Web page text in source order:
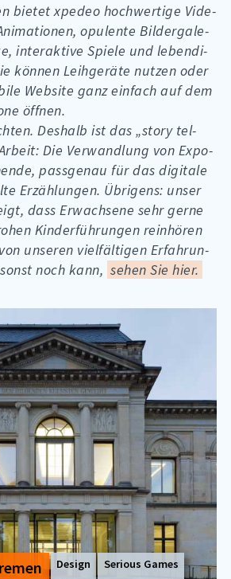
bie­tet xpe­deo hoch­wer­ti­ge Vi­de­
opu­len­te Bil­der­ga­le­
in­ter­ak­ti­ve Spie­le und le­ben­di­
kön­nen Leih­ge­rä­te nut­zen oder
Web­site ganz ein­fach auf dem
öff­nen.
Des­halb ist das „sto­ry tel­
Die Ver­wand­lung von Ex­po­
pass­ge­nau für das di­gi­ta­le
Er­zäh­lun­gen. Übri­gens: un­ser
dass Er­wach­se­ne sehr ger­ne
Kin­der­füh­run­gen rein­hö­ren
un­se­ren viel­fäl­ti­gen Er­fah­run­
noch kann, sehen Sie hier.
Design Serious Games